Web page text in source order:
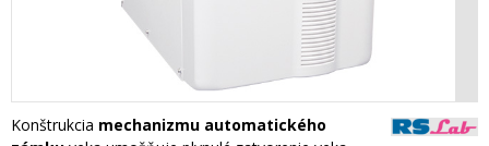
Konštrukcia mechanizmu automatického